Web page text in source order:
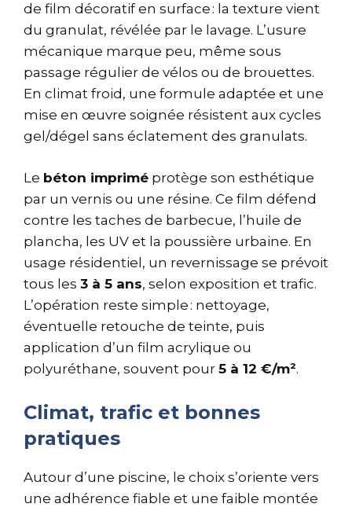
de film décoratif en surface : la texture vient
du granulat, révélée par le lavage. L’usure
mécanique marque peu, même sous
passage régulier de vélos ou de brouettes.
En climat froid, une formule adaptée et une
mise en œuvre soignée résistent aux cycles
gel/dégel sans éclatement des granulats.
Le béton imprimé protège son esthétique
par un vernis ou une résine. Ce film défend
contre les taches de barbecue, l’huile de
plancha, les UV et la poussière urbaine. En
usage résidentiel, un revernissage se prévoit
tous les 3 à 5 ans, selon exposition et trafic.
L’opération reste simple : nettoyage,
éventuelle retouche de teinte, puis
application d’un film acrylique ou
polyuréthane, souvent pour 5 à 12 €/m².
Climat, trafic et bonnes
pratiques
Autour d’une piscine, le choix s’oriente vers
une adhérence fiable et une faible montée